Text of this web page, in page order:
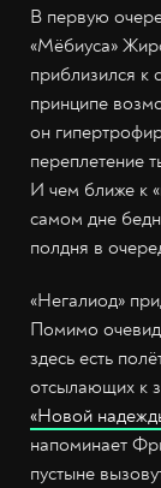
В первую
«Мёбиуса»
приблизился к
принципе
он
переплетение
И чем ближе к
самом дне
полдня в
«Негалиод»
Помимо
здесь есть
отсылающих к
«Новой
напоминает
пустыне